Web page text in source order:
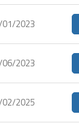
2023
06/2023
02/2025